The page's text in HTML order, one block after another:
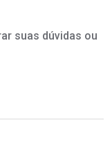
suas dúvidas ou